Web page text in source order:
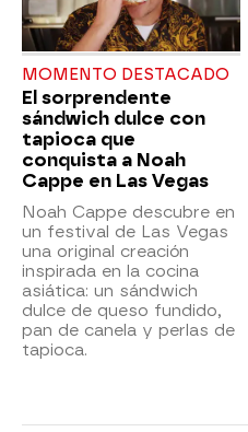
MOMENTO DESTACADO
El sorprendente
sándwich dulce con
tapioca que
conquista a Noah
Cappe en Las Vegas
Noah Cappe descubre en
un festival de Las Vegas
una original creación
inspirada en la cocina
asiática: un sándwich
dulce de queso fundido,
pan de canela y perlas de
tapioca.